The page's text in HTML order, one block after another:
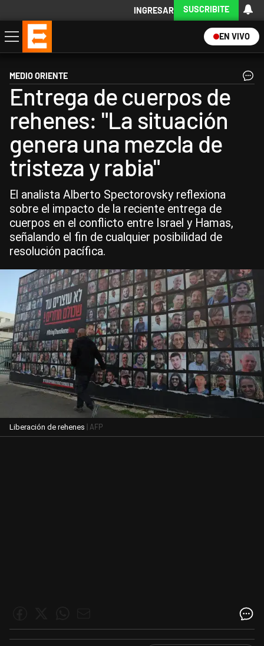
INGRESAR SUSCRIBITE
EN VIVO
Economía
Política
Internacional
Actualidad
Descargá la App
MEDIO ORIENTE
Entrega de cuerpos de
rehenes: "La situación
genera una mezcla de
tristeza y rabia"
El analista Alberto Spectorovsky reflexiona
sobre el impacto de la reciente entrega de
cuerpos en el conflicto entre Israel y Hamas,
señalando el fin de cualquier posibilidad de
resolución pacífica.
Liberación de rehenes | AFP